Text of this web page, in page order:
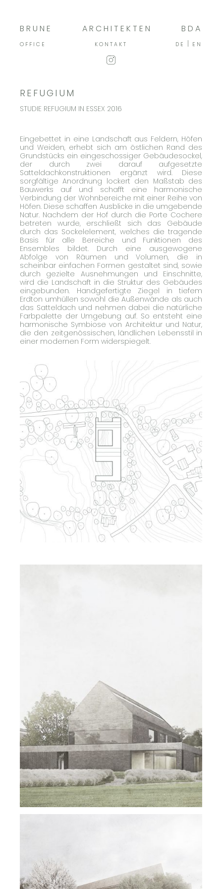
BRUNE ARCHITEKTEN BDA
OFFICE KONTAKT DE EN
REFUGIUM
STUDIE REFUGIUM IN ESSEX 2016
Eingebettet in eine Landschaft aus Feldern, Höfen
und Weiden, erhebt sich am östlichen Rand des
Grundstücks ein eingeschossiger Gebäudesockel,
der durch zwei darauf aufgesetzte
Satteldachkonstruktionen ergänzt wird. Diese
sorgfältige Anordnung lockert den Maßstab des
Bauwerks auf und schafft eine harmonische
Verbindung der Wohnbereiche mit einer Reihe von
Höfen. Diese schaffen Ausblicke in die umgebende
Natur. Nachdem der Hof durch die Porte Cochere
betreten wurde, erschließt sich das Gebäude
durch das Sockelelement, welches die tragende
Basis für alle Bereiche und Funktionen des
Ensembles bildet. Durch eine ausgewogene
Abfolge von Räumen und Volumen, die in
scheinbar einfachen Formen gestaltet sind, sowie
durch gezielte Ausnehmungen und Einschnitte,
wird die Landschaft in die Struktur des Gebäudes
eingebunden. Handgefertigte Ziegel in tiefem
Erdton umhüllen sowohl die Außenwände als auch
das Satteldach und nehmen dabei die natürliche
Farbpalette der Umgebung auf. So entsteht eine
harmonische Symbiose von Architektur und Natur,
die den zeitgenössischen, ländlichen Lebensstil in
einer modernen Form widerspiegelt.